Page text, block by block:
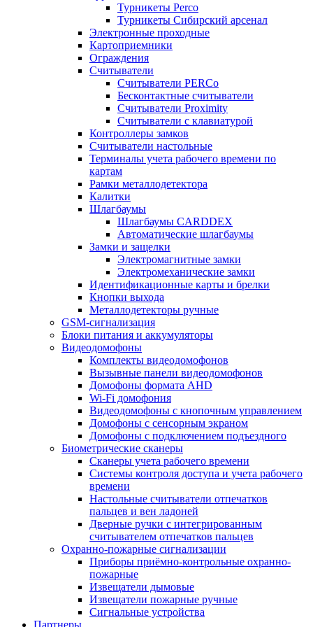
Турникеты Perco
Турникеты Сибирский арсенал
Электронные проходные
Картоприемники
Ограждения
Считыватели
Считыватели PERCo
Бесконтактные считыватели
Считыватели Proximity
Считыватели с клавиатурой
Контроллеры замков
Считыватели настольные
Терминалы учета рабочего времени по
картам
Рамки металлодетектора
Калитки
Шлагбаумы
Шлагбаумы CARDDEX
Автоматические шлагбаумы
Замки и защелки
Электромагнитные замки
Электромеханические замки
Идентификационные карты и брелки
Кнопки выхода
Металлодетекторы ручные
GSM-сигнализация
Блоки питания и аккумуляторы
Видеодомофоны
Комплекты видеодомофонов
Вызывные панели видеодомофонов
Домофоны формата AHD
Wi-Fi домофония
Видеодомофоны с кнопочным управлением
Домофоны с сенсорным экраном
Домофоны с подключением подъездного
Биометрические сканеры
Сканеры учета рабочего времени
Системы контроля доступа и учета рабочего
времени
Настольные считыватели отпечатков
пальцев и вен ладоней
Дверные ручки с интегрированным
считывателем отпечатков пальцев
Охранно-пожарные сигнализации
Приборы приёмно-контрольные охранно-
пожарные
Извещатели дымовые
Извещатели пожарные ручные
Сигнальные устройства
Партнеры